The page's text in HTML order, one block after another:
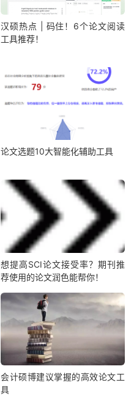
汉硕热点 | 码住！6个论文阅读
工具推荐！
论文选题10大智能化辅助工具
想提高SCI论文接受率？期刊推
荐使用的论文润色能帮你！
会计硕博建议掌握的高效论文工
具